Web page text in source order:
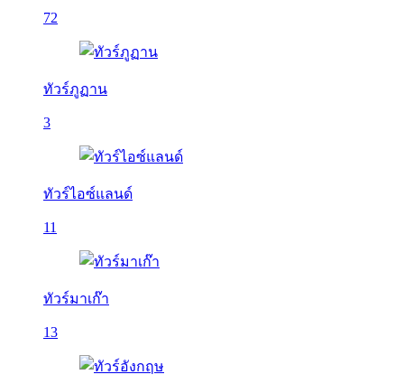
72
ทัวร์ภูฏาน
3
ทัวร์ไอซ์แลนด์
11
ทัวร์มาเก๊า
13